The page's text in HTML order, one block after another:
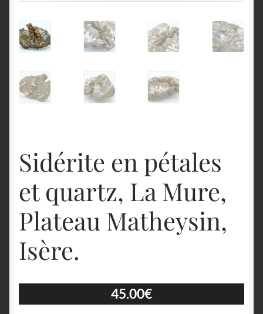
Sidérite en pétales
et quartz, La Mure,
Plateau Matheysin,
Isère.
45.00€